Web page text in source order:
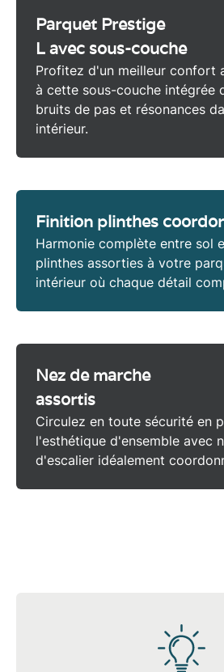
Parquet Prestige
L avec sous-couche
Profitez d'un meilleur confort
à cette sous-couche intégrée
bruits de pas et résonances
intérieur.
Finition plinthes
Harmonie complète entre sol
plinthes assorties à votre
intérieur où chaque détail
Nez de marche
assortis
Circulez en toute sécurité en
l'esthétique d'ensemble avec
d'escalier idéalement